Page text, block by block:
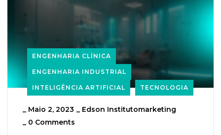
ENGENHARIA CLÍNICA
ENGENHARIA INDUSTRIAL
INTELIGÊNCIA ARTIFICIAL TECNOLOGIA
Maio 2, 2023
Edson Institutomarketing
0 Comments